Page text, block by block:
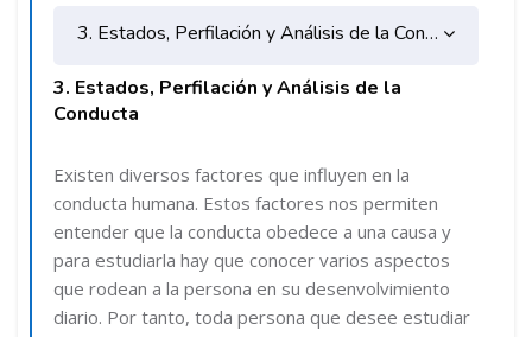
3. Estados, Perfilación y Análisis de la Conducta
Tema actual
3. Estados, Perfilación y Análisis de la
Conducta
Existen diversos factores que influyen en la
conducta humana. Estos factores nos permiten
entender que la conducta obedece a una causa y
para estudiarla hay que conocer varios aspectos
que rodean a la persona en su desenvolvimiento
diario. Por tanto, toda persona que desee estudiar